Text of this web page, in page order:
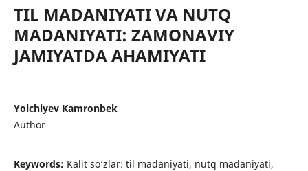
TIL MADANIYATI VA NUTQ
MADANIYATI: ZAMONAVIY
JAMIYATDA AHAMIYATI
Yolchiyev Kamronbek
Author
Keywords: Kalit so‘zlar: til madaniyati, nutq madaniyati,